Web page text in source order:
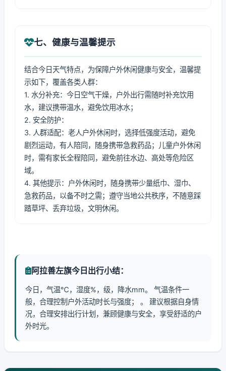
七、健康与温馨提示
结合今日天气特点，为保障户外休闲健康与安全，温馨提
示如下，覆盖各类人群：
1. 水分补充：今日空气干燥，户外出行需随时补充饮用
水，建议携带温水，避免饮用冰水；
2. 安全防护：
3. 人群适配：老人户外休闲时，选择低强度活动，避免
剧烈运动，有人陪同，随身携带急救药品；儿童户外休闲
时，需有家长全程陪同，避免前往水边、高处等危险区
域。
4. 其他提示：户外休闲时，随身携带少量纸巾、湿巾、
急救药品，以备不时之需；遵守当地公共秩序，不随意踩
踏草坪、丢弃垃圾，文明休闲。
阿拉善左旗今日出行小结：
今日，气温℃，湿度%，级，降水mm。 气温条件一
般，合理控制户外活动时长与强度； 。 建议根据自身情
况，合理安排出行计划，兼顾健康与安全，享受舒适的户
外时光。